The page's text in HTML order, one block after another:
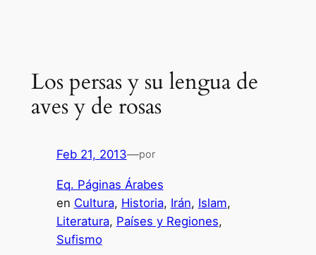
Los persas y su lengua de
aves y de rosas
Feb 21, 2013—por
Eq. Páginas Árabes
en Cultura, Historia, Irán, Islam
Literatura, Países y Regiones
Sufismo